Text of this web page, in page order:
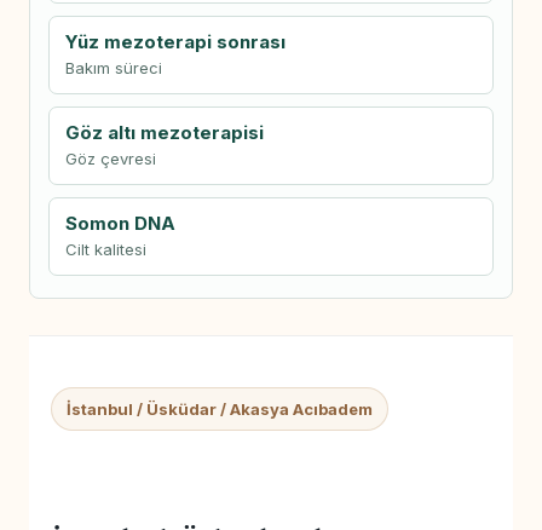
Yüz mezoterapi sonrası
Bakım süreci
Göz altı mezoterapisi
Göz çevresi
Somon DNA
Cilt kalitesi
İstanbul / Üsküdar / Akasya Acıbadem